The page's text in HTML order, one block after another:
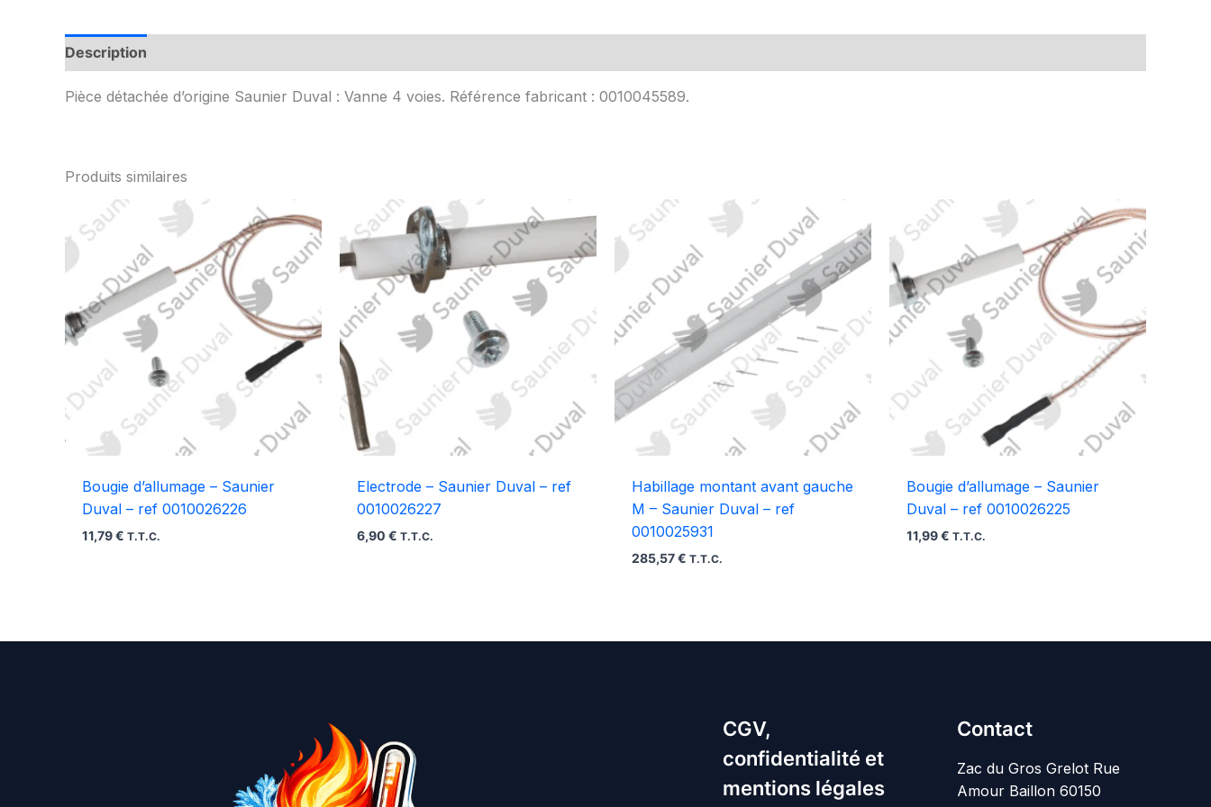
Description
Pièce détachée d’origine Saunier Duval : Vanne 4 voies. Référence fabricant : 0010045589.
Produits similaires
Bougie d’allumage – Saunier
Duval – ref 0010026226
11,79€ T.T.C.
Electrode – Saunier Duval – ref
0010026227
6,90€ T.T.C.
Habillage montant avant gauche
M – Saunier Duval – ref
0010025931
285,57€ T.T.C.
Bougie d’allumage – Saunier
Duval – ref 0010026225
11,99€ T.T.C.
CGV,
confidentialité et
mentions légales
Contact
Zac du Gros Grelot Rue
Amour Baillon 60150